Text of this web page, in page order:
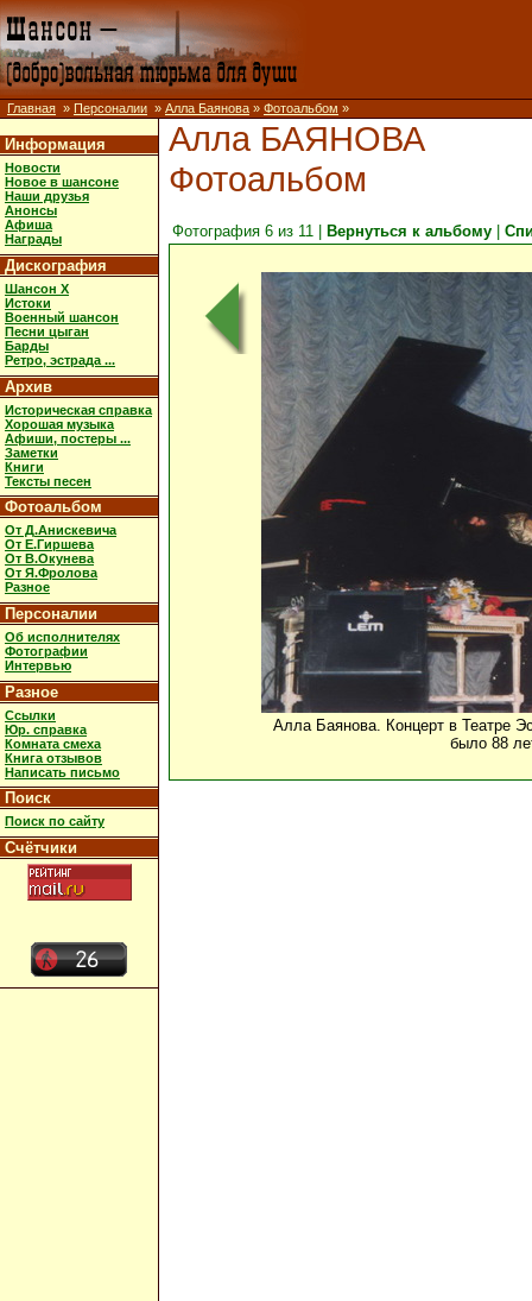
Главная » Персоналии » Алла Баянова » Фотоальбом »
Информация
Новости
Новое в шансоне
Наши друзья
Анонсы
Афиша
Награды
Дискография
Шансон X
Истоки
Военный шансон
Песни цыган
Барды
Ретро, эстрада ...
Архив
Историческая справка
Хорошая музыка
Афиши, постеры ...
Заметки
Книги
Тексты песен
Фотоальбом
От Д.Анискевича
От Е.Гиршева
От В.Окунева
От Я.Фролова
Разное
Персоналии
Об исполнителях
Фотографии
Интервью
Разное
Ссылки
Юр. справка
Комната смеха
Книга отзывов
Написать письмо
Поиск
Поиск по сайту
Счётчики
Алла БАЯНОВА
Фотоальбом
Фотография 6 из 11 | Вернуться к альбому
Алла Баянова. Концерт в Театре
было 88